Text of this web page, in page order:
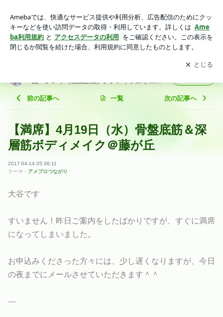
丘 | 敏感肌やアレルギー肌でも安心な自然派化粧品・クレイ
（粘土療法）。クレイソムリエ®主宰。各地で講座・セミナー
開催。
アプリをダウンロードして ブログの更新通知
を受け取りまし
ょう。
開く
品・クレイ（粘土療法）。クレイソムリエ®
前の記事へ 一覧 次の記事へ
【満席】4月19日（水）骨盤底筋＆深
層筋ボディメイク＠藤が丘
2017-04-14 05:36:11
テーマ： アメブロつながり
大谷です
すいません！昨日ご案内をしたばかりですが、すぐに満席
になってしまいました。
お申込みくださった方々には、少し遅くなりますが、今日
の夜までにメールさせていただきます＾＾
---